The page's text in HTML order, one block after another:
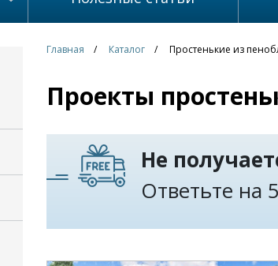
Главная Каталог Простенькие из
Проекты
Не
Ответьте на